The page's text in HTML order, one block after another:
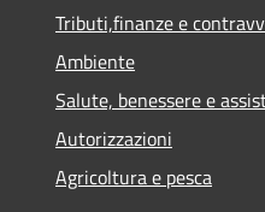
Tributi,finanze e
Ambiente
Salute, benessere e
Autorizzazioni
Agricoltura e pesca